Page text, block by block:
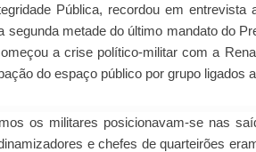
Pública, recordou em
segunda metade do último mandato do
a crise político-militar com a
do espaço público por grupo ligados
os militares posicionavam-se nas
e chefes de quarteirões